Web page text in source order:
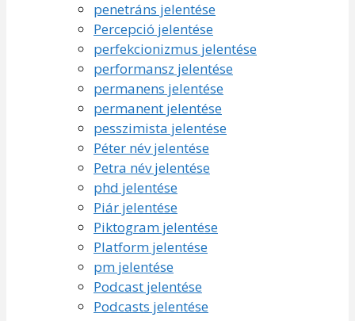
penetráns jelentése
Percepció jelentése
perfekcionizmus jelentése
performansz jelentése
permanens jelentése
permanent jelentése
pesszimista jelentése
Péter név jelentése
Petra név jelentése
phd jelentése
Piár jelentése
Piktogram jelentése
Platform jelentése
pm jelentése
Podcast jelentése
Podcasts jelentése